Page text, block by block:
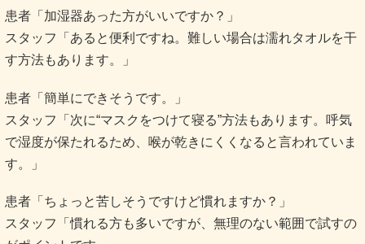
患者「加湿器あった方がいいですか？」
スタッフ「あると便利ですね。難しい場合は濡れタオルを干
す方法もあります。」
患者「簡単にできそうです。」
スタッフ「次に“マスクをつけて寝る”方法もあります。呼気
で湿度が保たれるため、喉が乾きにくくなると言われていま
す。」
患者「ちょっと苦しそうですけど慣れますか？」
スタッフ「慣れる方も多いですが、無理のない範囲で試すの